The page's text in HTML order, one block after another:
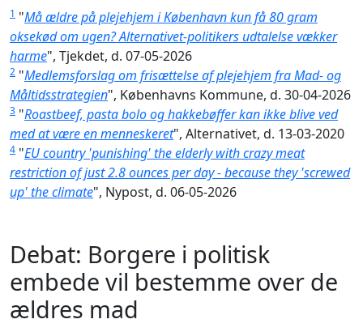
1 "Må ældre på plejehjem i København kun få 80 gram
oksekød om ugen? Alternativet-politikers udtalelse vækker
harme", Tjekdet, d. 07-05-2026
2 "Medlemsforslag om frisættelse af plejehjem fra Mad- og
Måltidsstrategien", Københavns Kommune, d. 30-04-2026
3 "Roastbeef, pasta bolo og hakkebøffer kan ikke blive ved
med at være en menneskeret", Alternativet, d. 13-03-2020
4 "EU country 'punishing' the elderly with crazy meat
restriction of just 2.8 ounces per day - because they 'screwed
up' the climate", Nypost, d. 06-05-2026
Debat: Borgere i politisk
embede vil bestemme over de
ældres mad